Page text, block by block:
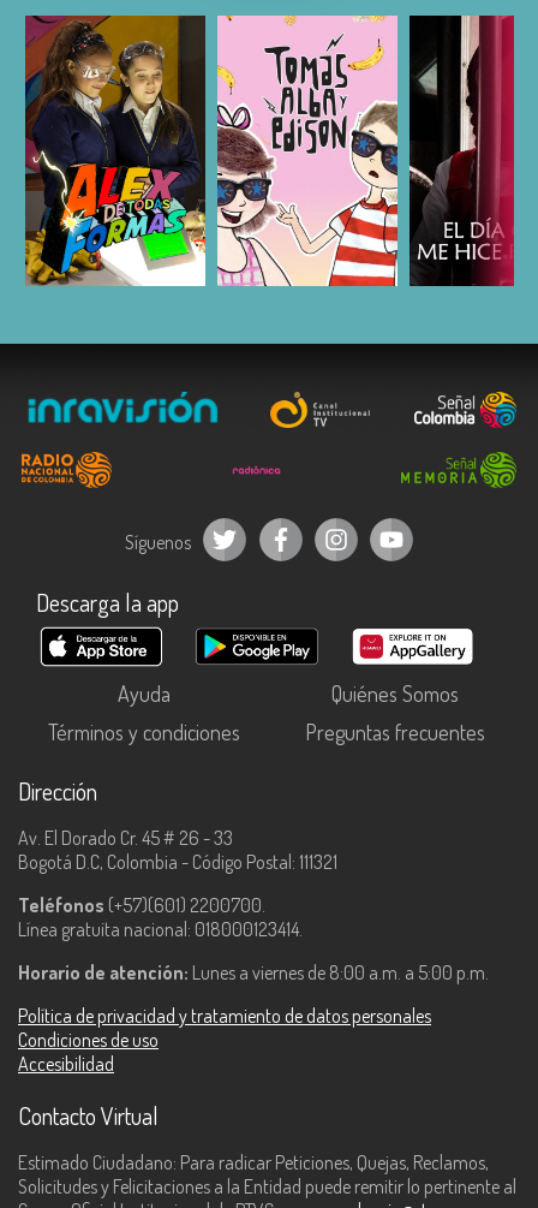
ESCUCHAR ESCUCHAR
Síguenos
Descarga la app
Ayuda
Quiénes Somos
Términos y condiciones
Preguntas frecuentes
Dirección
Av. El Dorado Cr. 45 # 26 - 33
Bogotá D.C, Colombia - Código Postal: 111321
Teléfonos (+57)(601) 2200700.
Línea gratuita nacional: 018000123414.
Horario de atención: Lunes a viernes de 8:00 a.m. a 5:00 p.m.
Política de privacidad y tratamiento de datos personales
Condiciones de uso
Accesibilidad
Contacto Virtual
Estimado Ciudadano: Para radicar Peticiones, Quejas, Reclamos,
Solicitudes y Felicitaciones a la Entidad puede remitir lo pertinente al